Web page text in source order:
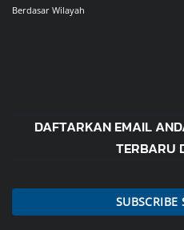
Berdasar Wilayah
DAFTARKAN EMAIL
TERBARU
SUBSCRIBE